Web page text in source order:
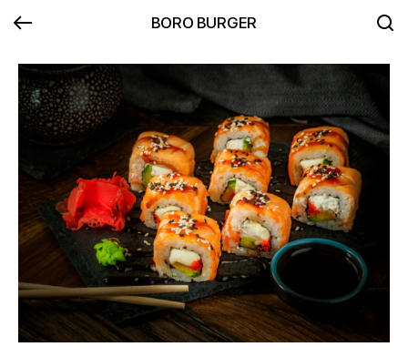
BORO BURGER